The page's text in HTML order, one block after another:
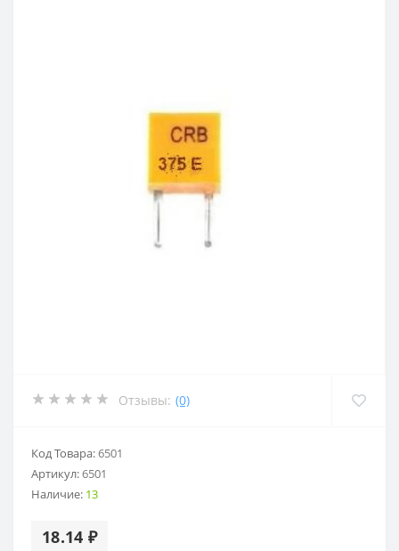
Отзывы: (0)
Код Товара:6501
Артикул:6501
Наличие: 13
18.14 ₽